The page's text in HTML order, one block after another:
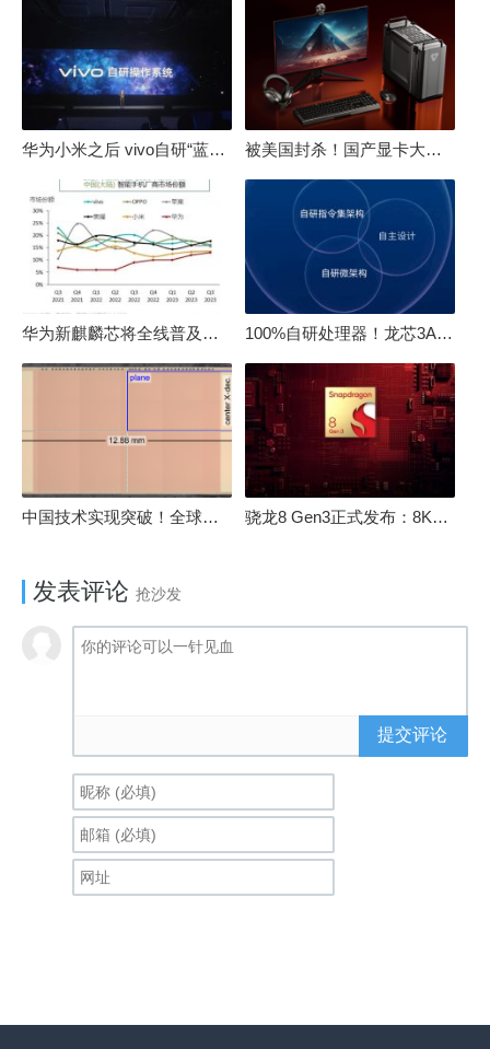
华为小米之后 vivo自研“蓝河”操作系统重磅发布 被美国封杀！国产显卡大厂：中国GPU不存在至暗时刻
华为新麒麟芯将全线普及！高中低端全面采用 改写竞争格局 100%自研处理器！龙芯3A6000评测：与10代酷睿互有胜负
中国技术实现突破！全球最先进的3D NAND存储芯片被发现 骁龙8 Gen3正式发布：8K240手游成真！AI性能飙升98％
发表评论 抢沙发
提交评论